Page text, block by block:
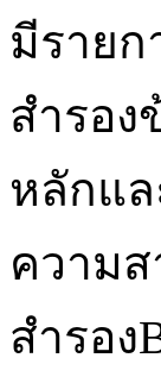
มีรายก
สำรอ
หลักแ
ความ
สำรอง